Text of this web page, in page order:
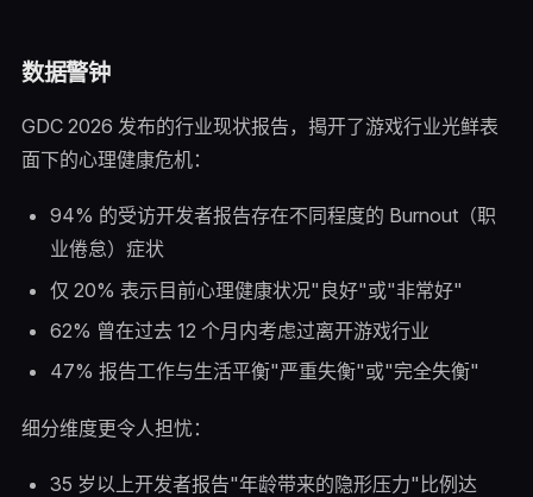
数据警钟
GDC 2026 发布的行业现状报告，揭开了游戏行业光鲜表
面下的心理健康危机：
94% 的受访开发者报告存在不同程度的 Burnout（职
业倦怠）症状
仅 20% 表示目前心理健康状况"良好"或"非常好"
62% 曾在过去 12 个月内考虑过离开游戏行业
47% 报告工作与生活平衡"严重失衡"或"完全失衡"
细分维度更令人担忧：
35 岁以上开发者报告"年龄带来的隐形压力"比例达